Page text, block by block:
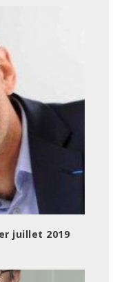
juillet 2019